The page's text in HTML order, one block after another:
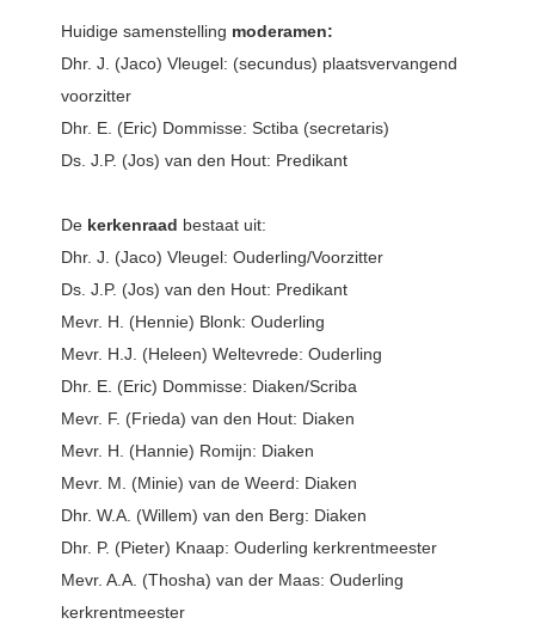
Huidige samenstelling moderamen:
Dhr. J. (Jaco) Vleugel: (secundus) plaatsvervangend
voorzitter
Dhr. E. (Eric) Dommisse: Sctiba (secretaris)
Ds. J.P. (Jos) van den Hout: Predikant
De kerkenraad bestaat uit:
Dhr. J. (Jaco) Vleugel: Ouderling/Voorzitter
Ds. J.P. (Jos) van den Hout: Predikant
Mevr. H. (Hennie) Blonk: Ouderling
Mevr. H.J. (Heleen) Weltevrede: Ouderling
Dhr. E. (Eric) Dommisse: Diaken/Scriba
Mevr. F. (Frieda) van den Hout: Diaken
Mevr. H. (Hannie) Romijn: Diaken
Mevr. M. (Minie) van de Weerd: Diaken
Dhr. W.A. (Willem) van den Berg: Diaken
Dhr. P. (Pieter) Knaap: Ouderling kerkrentmeester
Mevr. A.A. (Thosha) van der Maas: Ouderling
kerkrentmeester